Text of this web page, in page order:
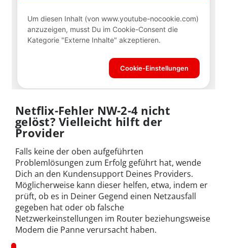
Netflix-Fehler NW-2-4 nicht
gelöst? Vielleicht hilft der
Provider
Falls keine der oben aufgeführten
Problemlösungen zum Erfolg geführt hat, wende
Dich an den Kundensupport Deines Providers.
Möglicherweise kann dieser helfen, etwa, indem er
prüft, ob es in Deiner Gegend einen Netzausfall
gegeben hat oder ob falsche
Netzwerkeinstellungen im Router beziehungsweise
Modem die Panne verursacht haben.